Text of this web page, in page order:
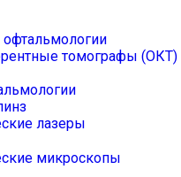
томографы (ОКТ)
лазеры
микроскопы